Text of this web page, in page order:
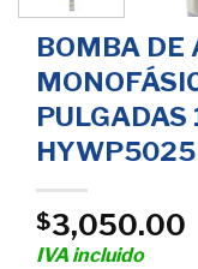
BOMBA DE
HYWP5025
$3,050.00
IVA incluido